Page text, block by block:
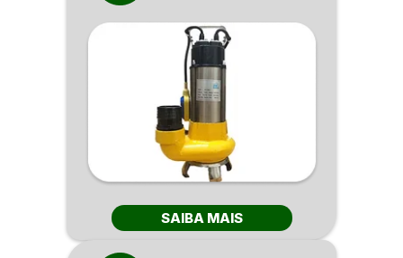
SAIBA MAIS